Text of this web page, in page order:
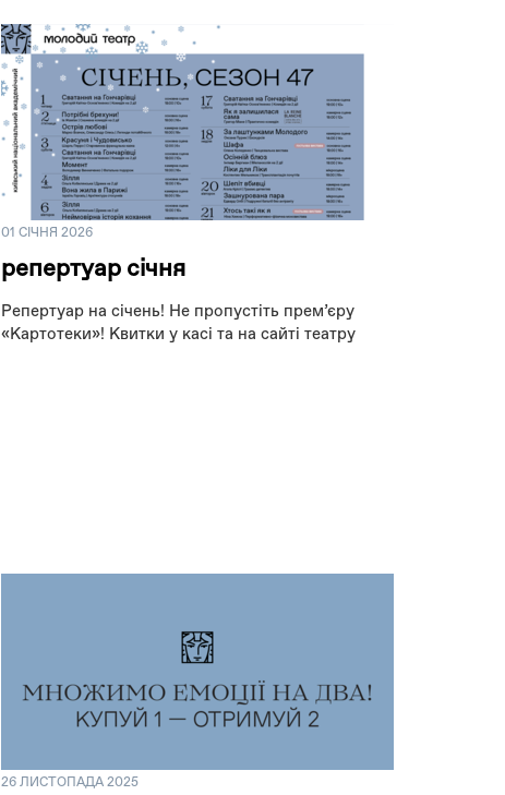
01 СІЧНЯ 2026
репертуар січня
Репертуар на січень! Не пропустіть премʼєру
«Картотеки»! Квитки у касі та на сайті театру
26 ЛИСТОПАДА 2025